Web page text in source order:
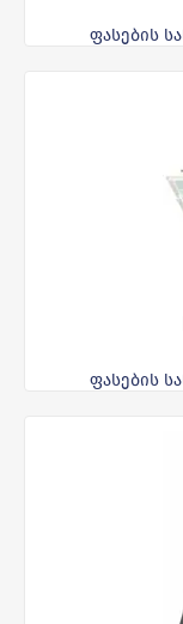
ფასების
ფასების